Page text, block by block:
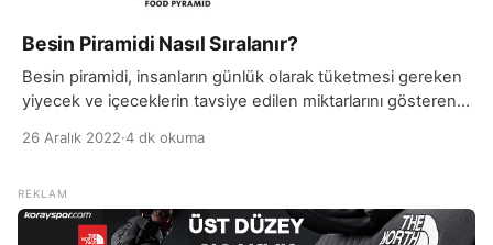
Besin Piramidi Nasıl Sıralanır?
Besin piramidi, insanların günlük olarak tüketmesi gereken
yiyecek ve içeceklerin tavsiye edilen miktarlarını gösteren
tüketilmesi önerilen yiyeceklerin ve içeceklerin
insanlar hangi yiyecekleri ne kadar tüketmeleri gerektiğine
dair bir fikir edinebilirler ve dengeli bir beslenme programı
26 Aralık 2022·4 dk okuma